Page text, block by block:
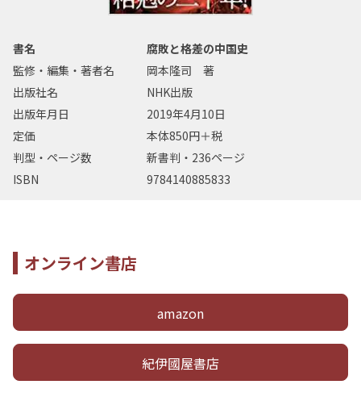
書名
腐敗と格差の中国史
監修・編集・著者名
岡本隆司 著
出版社名
NHK出版
出版年月日
2019年4月10日
定価
本体850円＋税
判型・ページ数
新書判・236ページ
ISBN
9784140885833
オンライン書店
amazon
紀伊國屋書店